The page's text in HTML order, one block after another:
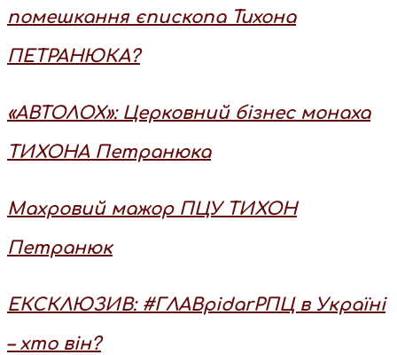
помешкання єпископа Тихона
ПЕТРАНЮКА?
«АВТОЛОХ»: Церковний бізнес монаха
ТИХОНА Петранюка
Махровий мажор ПЦУ ТИХОН
Петранюк
ЕКСКЛЮЗИВ: #ГЛАВpidarРПЦ в Україні
– хто він?